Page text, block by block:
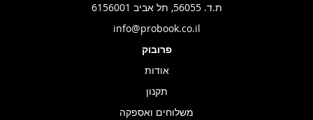
ת.ד. 56055, תל אביב 6156001
info@probook.co.il
פרובוק
אודות
תקנון
משלוחים ואספקה